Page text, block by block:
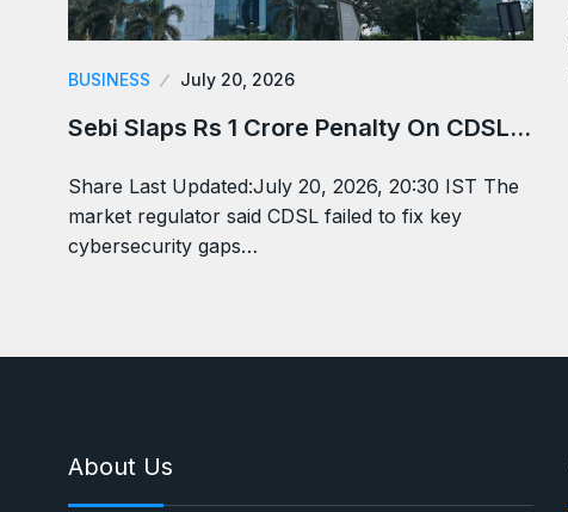
BUSINESS July 20, 2026
Sebi Slaps Rs 1 Crore Penalty On CDSL…
Share Last Updated:July 20, 2026, 20:30 IST The
market regulator said CDSL failed to fix key
cybersecurity gaps…
About Us